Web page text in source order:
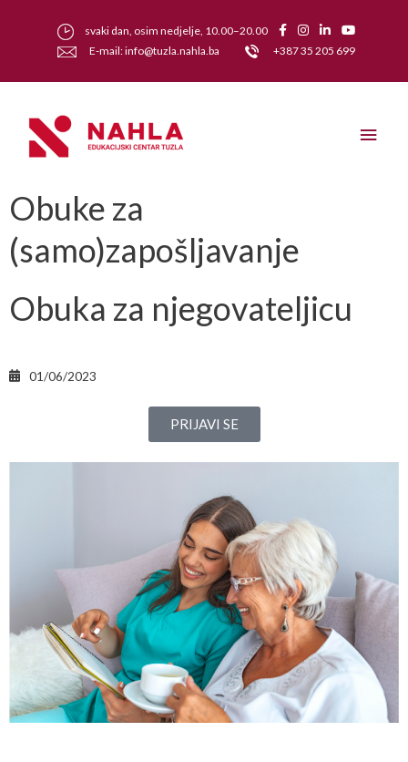
svaki dan, osim nedjelje, 10.00–20.00
E-mail: info@tuzla.nahla.ba
+387 35 205 699
Obuke za
(samo)zapošljavanje
Obuka za njegovateljicu
01/06/2023
PRIJAVI SE